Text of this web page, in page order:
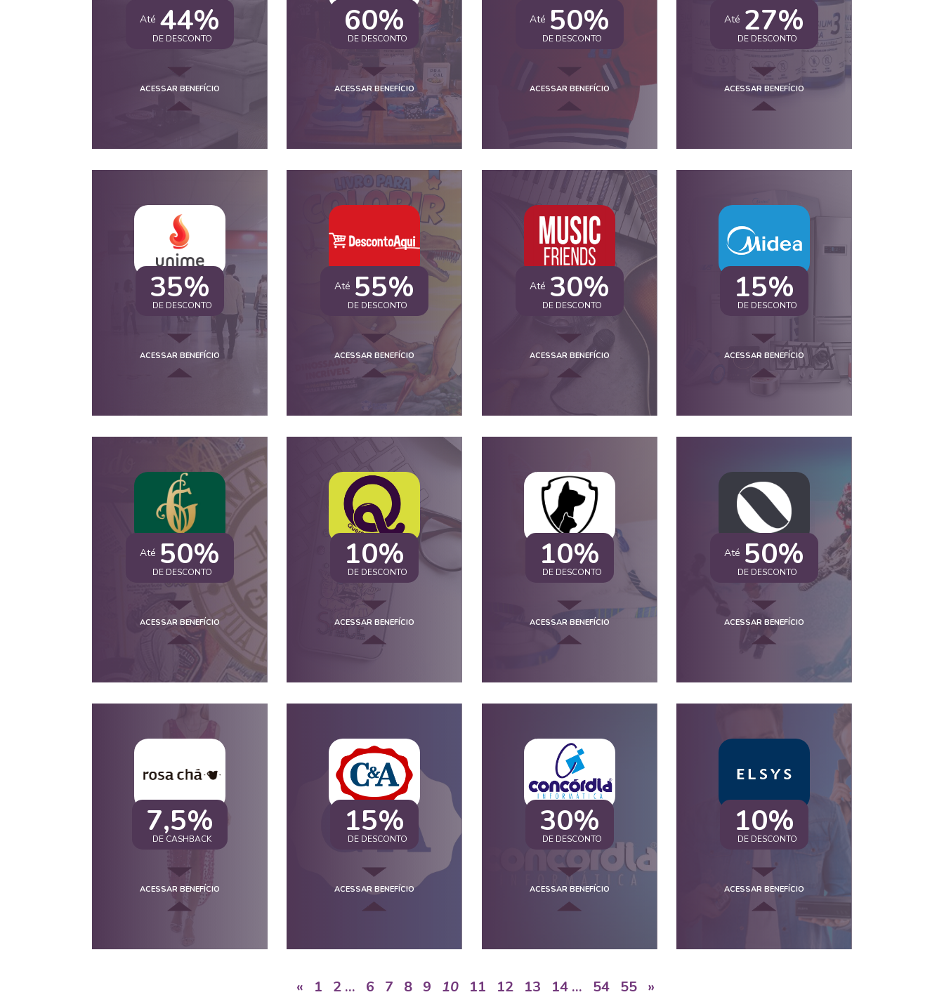
Até 44%
DE DESCONTO
ACESSAR BENEFÍCIO
60%
DE DESCONTO
ACESSAR BENEFÍCIO
Até 50%
DE DESCONTO
ACESSAR BENEFÍCIO
Até 27%
DE DESCONTO
ACESSAR BENEFÍCIO
35%
DE DESCONTO
ACESSAR BENEFÍCIO
Até 55%
DE DESCONTO
ACESSAR BENEFÍCIO
Até 30%
DE DESCONTO
ACESSAR BENEFÍCIO
15%
DE DESCONTO
ACESSAR BENEFÍCIO
Até 50%
DE DESCONTO
ACESSAR BENEFÍCIO
10%
DE DESCONTO
ACESSAR BENEFÍCIO
10%
DE DESCONTO
ACESSAR BENEFÍCIO
Até 50%
DE DESCONTO
ACESSAR BENEFÍCIO
7,5%
DE CASHBACK
ACESSAR BENEFÍCIO
15%
DE DESCONTO
ACESSAR BENEFÍCIO
30%
DE DESCONTO
ACESSAR BENEFÍCIO
10%
DE DESCONTO
ACESSAR BENEFÍCIO
« 1 2 … 6 7 8 9 10 11 12 13 14 … 54 55 »